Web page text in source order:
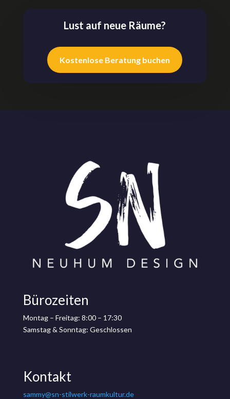
Lust auf neue Räume?
Kostenlose Beratung buchen
Bürozeiten
Montag – Freitag: 8:00 – 17:30
Samstag & Sonntag: Geschlossen
Kontakt
sammy@sn-stilwerk-raumkultur.de